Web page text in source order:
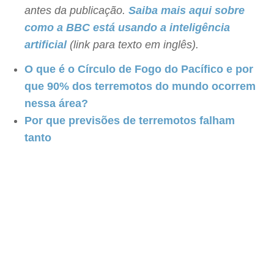
antes da publicação. Saiba mais aqui sobre
como a BBC está usando a inteligência
artificial(link para texto em inglês).
O que é o Círculo de Fogo do Pacífico e por
que 90% dos terremotos do mundo ocorrem
nessa área?
Por que previsões de terremotos falham
tanto